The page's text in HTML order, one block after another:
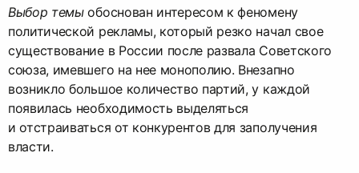
Выбор темыобоснован интересом к феномену
политической рекламы, который резко начал свое
существование в России после развала Советского
союза, имевшего на нее монополию. Внезапно
возникло большое количество партий, у каждой
появилась необходимость выделяться
и отстраиваться от конкурентов для заполучения
власти.